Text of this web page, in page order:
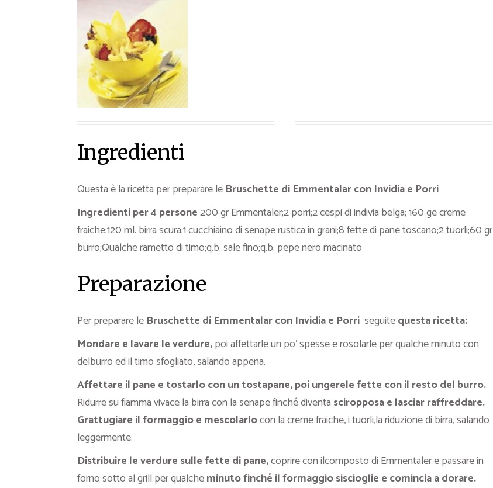
Ricette Piatti unici
Ricette Pesce
Video Ricette
Ricette per Ingrediente
Ingredienti
Questa è la ricetta per preparare le Bruschette di Emmentalar con Invidia e Porri
Ingredienti per 4 persone200 gr Emmentaler;2 porri;2 cespi di indivia belga; 160 ge creme
fraiche;120 ml. birra scura;1 cucchiaino di senape rustica in grani;8 fette di pane toscano;2 tuorli;60 gr
burro;Qualche rametto di timo;q.b. sale fino;q.b. pepe nero macinato
Preparazione
Per preparare le Bruschette di Emmentalar con Invidia e Porri seguitequesta ricetta:
Mondare e lavare le verdure,poi affettarle un po’ spesse e rosolarle per qualche minuto con
delburro ed il timo sfogliato, salando appena.
Affettare il pane e tostarlo con un tostapane, poi ungerele fette con il resto del burro.
Ridurre su fiamma vivace la birra con la senape finché diventa sciropposa e lasciar raffreddare.
Grattugiare il formaggio e mescolarlocon la creme fraiche, i tuorli,la riduzione di birra, salando
leggermente.
Distribuire le verdure sulle fette di pane,coprire con ilcomposto di Emmentaler e passare in
forno sotto al grill per qualcheminuto finché il formaggio siscioglie e comincia a dorare.